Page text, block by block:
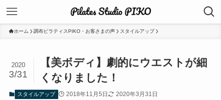
ホーム 調布ピラティスPIKO・お客さまの声 スタイルアップ
【美ボディ】劇的にウエストが細
くなりました！
2020
3/31
スタイルアップ 2018年11月5日 2020年3月31日